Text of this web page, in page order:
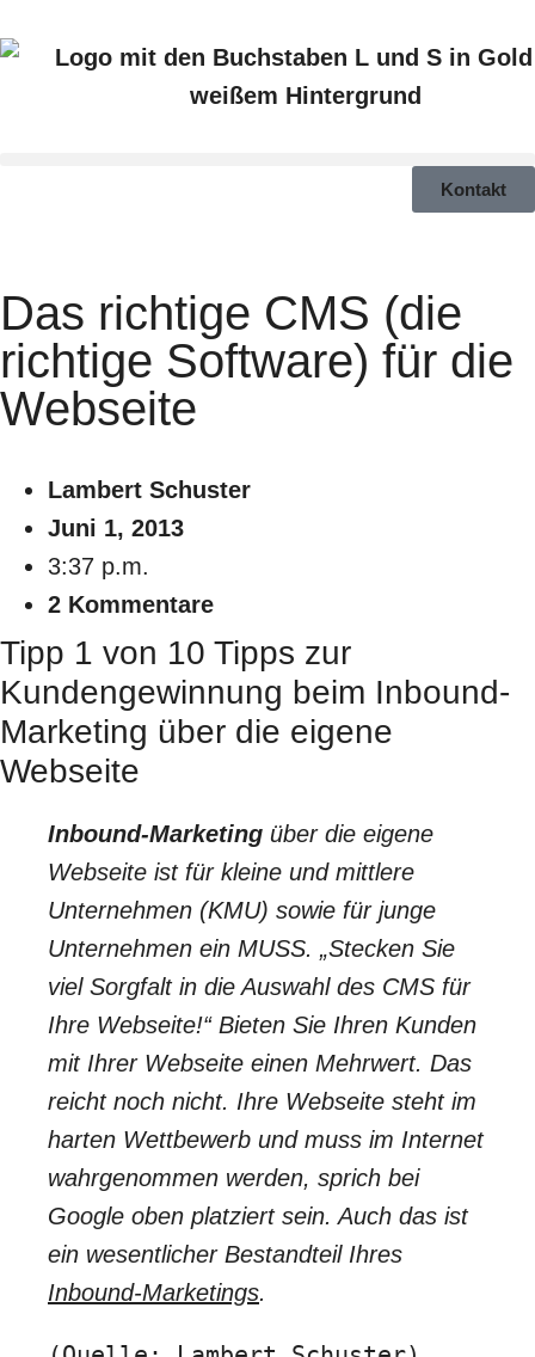
Kontakt
Das richtige CMS (die
richtige Software) für die
Webseite
Lambert Schuster
Juni 1, 2013
3:37 p.m.
2 Kommentare
Tipp 1 von 10 Tipps zur
Kundengewinnung beim Inbound-
Marketing über die eigene
Webseite
Inbound-Marketing über die eigene
Webseite ist für kleine und mittlere
Unternehmen (KMU) sowie für junge
Unternehmen ein MUSS. „Stecken Sie
viel Sorgfalt in die Auswahl des CMS für
Ihre Webseite!“ Bieten Sie Ihren Kunden
mit Ihrer Webseite einen Mehrwert. Das
reicht noch nicht. Ihre Webseite steht im
harten Wettbewerb und muss im Internet
wahrgenommen werden, sprich bei
Google oben platziert sein. Auch das ist
ein wesentlicher Bestandteil Ihres
Inbound-Marketings.